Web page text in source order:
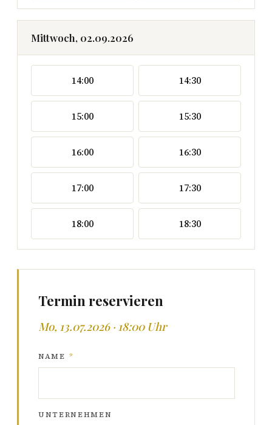
Mittwoch, 02.09.2026
14:00 14:30
15:00 15:30
16:00 16:30
17:00 17:30
18:00 18:30
Termin reservieren
Mo, 13.07.2026 · 18:00 Uhr
NAME *
UNTERNEHMEN